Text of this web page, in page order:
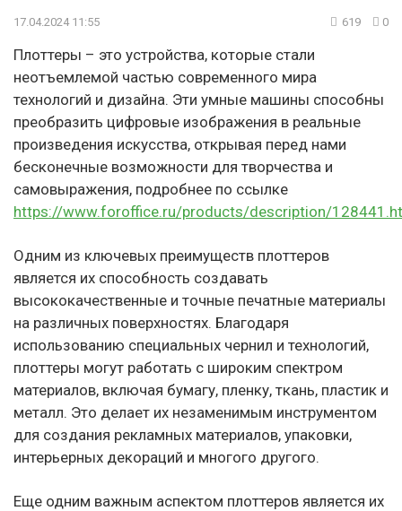
17.04.2024 11:55 619 0
Плоттеры – это устройства, которые стали
неотъемлемой частью современного мира
технологий и дизайна. Эти умные машины способны
преобразить цифровые изображения в реальные
произведения искусства, открывая перед нами
бесконечные возможности для творчества и
самовыражения, подробнее по ссылке
https://www.foroffice.ru/products/description/
Одним из ключевых преимуществ плоттеров
является их способность создавать
высококачественные и точные печатные материалы
на различных поверхностях. Благодаря
использованию специальных чернил и технологий,
плоттеры могут работать с широким спектром
материалов, включая бумагу, пленку, ткань, пластик и
металл. Это делает их незаменимым инструментом
для создания рекламных материалов, упаковки,
интерьерных декораций и многого другого.
Еще одним важным аспектом плоттеров является их